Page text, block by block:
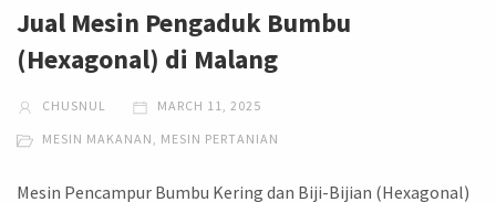
Jual Mesin Pengaduk Bumbu
(Hexagonal) di Malang
CHUSNUL MARCH 11, 2025
MESIN MAKANAN, MESIN PERTANIAN
Mesin Pencampur Bumbu Kering dan Biji-Bijian (Hexagonal)